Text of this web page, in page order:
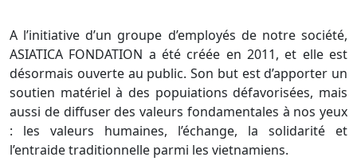
A l’initiative d’un groupe d’employés de notre société,
ASIATICA FONDATION a été créée en 2011, et elle est
désormais ouverte au public. Son but est d’apporter un
soutien matériel à des popuiations défavorisées, mais
aussi de diffuser des valeurs fondamentales à nos yeux
: les valeurs humaines, l’échange, la solidarité et
l’entraide traditionnelle parmi les vietnamiens.